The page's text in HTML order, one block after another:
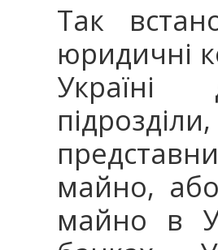
Так
юридичні
Україні
майно,
майно в